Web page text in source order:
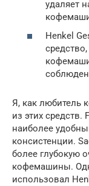
удаляет
Henkel
Я, как любитель
из этих
наиболее
консистенции.
более глубокую
кофемашины.
использовал